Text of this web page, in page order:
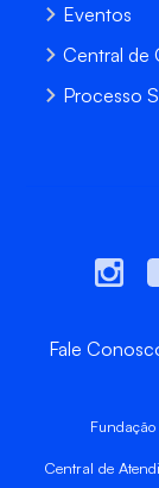
Eventos
Central de
Processo
Fale
Central de